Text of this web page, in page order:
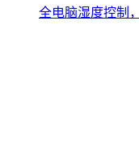
全电脑湿度控制